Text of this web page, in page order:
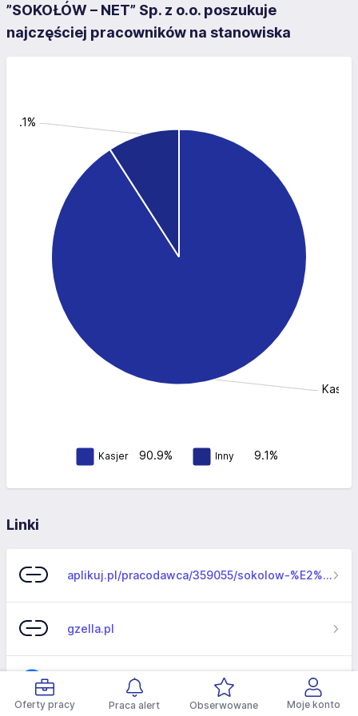
Oferty pracy Praca alert Obserwowane Moje konto
”SOKOŁÓW – NET” Sp. z o.o. poszukuje
najczęściej pracowników na stanowiska
9.1%
Kasjer 90.9% Inny 9.1%
Linki
aplikuj.pl/pracodawca/359055/sokolow-%E2%80%93-net-sp-z-o-o-
gzella.pl
facebook.com/WedlinyzBorow